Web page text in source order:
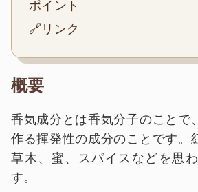
ポイント
🔗リンク
概要
香気成分とは香気分子のことで
作る揮発性の成分のことです。
草木、蜜、スパイスなどを思
す。